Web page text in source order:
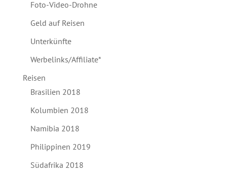
Foto-Video-Drohne
Geld auf Reisen
Unterkünfte
Werbelinks/Affiliate*
Reisen
Brasilien 2018
Kolumbien 2018
Namibia 2018
Philippinen 2019
Südafrika 2018